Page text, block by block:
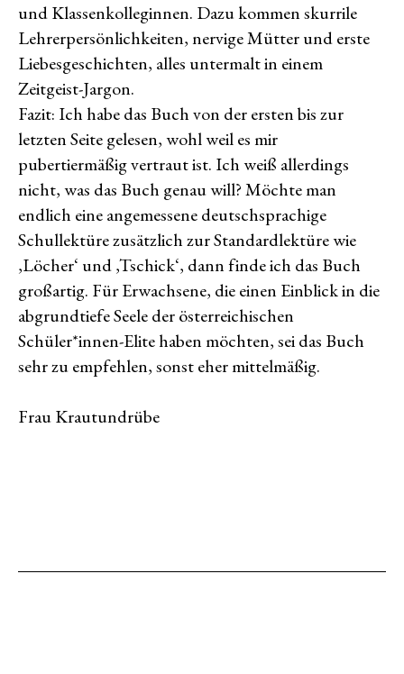
und Klassenkolleginnen. Dazu kommen skurrile
Lehrerpersönlichkeiten, nervige Mütter und erste
Liebesgeschichten, alles untermalt in einem
Zeitgeist-Jargon.
Fazit: Ich habe das Buch von der ersten bis zur
letzten Seite gelesen, wohl weil es mir
pubertiermäßig vertraut ist. Ich weiß allerdings
nicht, was das Buch genau will? Möchte man
endlich eine angemessene deutschsprachige
Schullektüre zusätzlich zur Standardlektüre wie
‚Löcher‘ und ‚Tschick‘, dann finde ich das Buch
großartig. Für Erwachsene, die einen Einblick in die
abgrundtiefe Seele der österreichischen
Schüler*innen-Elite haben möchten, sei das Buch
sehr zu empfehlen, sonst eher mittelmäßig.
Frau Krautundrübe